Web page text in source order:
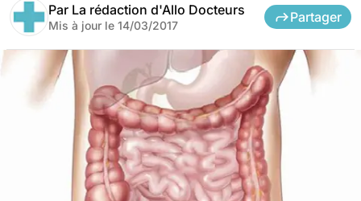
Par La rédaction d'Allo Docteurs
Mis à jour le 14/03/2017
Partager